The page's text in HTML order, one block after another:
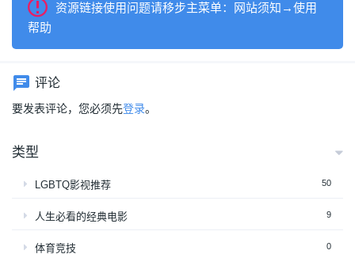
资源链接使用问题请移步主菜单：网站须知→使用
帮助
评论
要发表评论，您必须先登录。
类型
LGBTQ影视推荐 50
人生必看的经典电影 9
体育竞技 0